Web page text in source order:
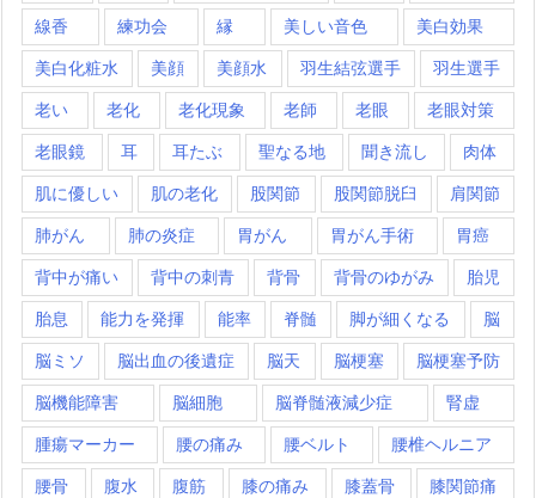
線香 練功会 縁 美しい音色 美白効果
美白化粧水 美顔 美顔水 羽生結弦選手 羽生選手
老い 老化 老化現象 老師 老眼 老眼対策
老眼鏡 耳 耳たぶ 聖なる地 聞き流し 肉体
肌に優しい 肌の老化 股関節 股関節脱臼 肩関節
肺がん 肺の炎症 胃がん 胃がん手術 胃癌
背中が痛い 背中の刺青 背骨 背骨のゆがみ 胎児
胎息 能力を発揮 能率 脊髄 脚が細くなる 脳
脳ミソ 脳出血の後遺症 脳天 脳梗塞 脳梗塞予防
脳機能障害 脳細胞 脳脊髄液減少症 腎虚
腫瘍マーカー 腰の痛み 腰ベルト 腰椎ヘルニア
腰骨 腹水 腹筋 膝の痛み 膝蓋骨 膝関節痛